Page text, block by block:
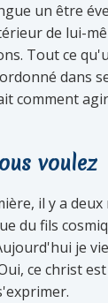
un être
de lui-
Tout ce
dans
comment
voulez
il y a
du fils
je
ce christ